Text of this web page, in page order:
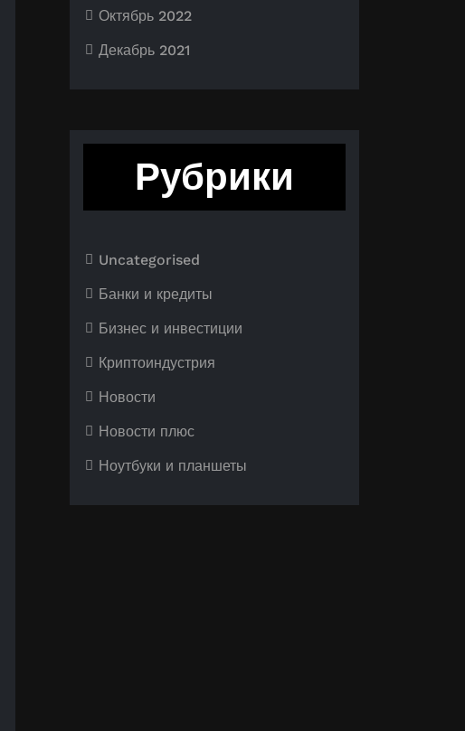
Октябрь 2022
Декабрь 2021
Рубрики
Uncategorised
Банки и кредиты
Бизнес и инвестиции
Криптоиндустрия
Новости
Новости плюс
Ноутбуки и планшеты